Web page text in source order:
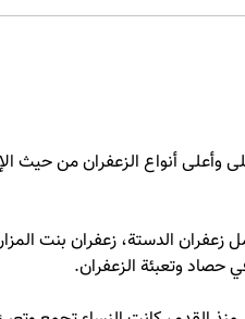
أنواع الزعفران من حيث
الدستة، زعفران بنت